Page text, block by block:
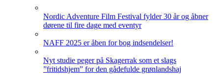
Nordic Adventure Film Festival fylder 30 år og åbner
dørene til fire dage med eventyr
NAFF 2025 er åben for bog indsendelser!
Nyt studie peger på Skagerrak som et slags
”fritidshjem” for den gådefulde grønlandshaj